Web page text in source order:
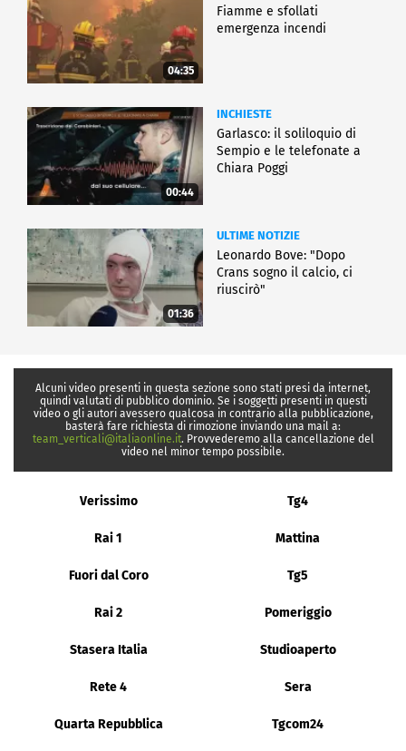
04:35
Fiamme e sfollati
emergenza incendi
00:44
INCHIESTE
Garlasco: il soliloquio di
Sempio e le telefonate a
Chiara Poggi
01:36
ULTIME NOTIZIE
Leonardo Bove: "Dopo
Crans sogno il calcio, ci
riuscirò"
Alcuni video presenti in questa sezione sono stati presi da internet,
quindi valutati di pubblico dominio. Se i soggetti presenti in questi
video o gli autori avessero qualcosa in contrario alla pubblicazione,
basterà fare richiesta di rimozione inviando una mail a:
team_verticali@italiaonline.it. Provvederemo alla cancellazione del
video nel minor tempo possibile.
Verissimo Tg4
Rai 1 Mattina
Fuori dal Coro Tg5
Rai 2 Pomeriggio
Stasera Italia Studioaperto
Rete 4 Sera
Quarta Repubblica Tgcom24